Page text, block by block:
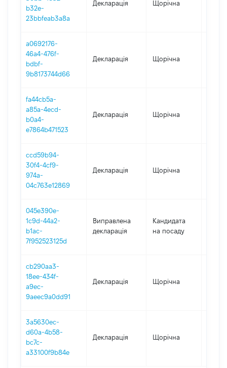
b32e-
23bbfeab3a8a
Декларація Щорічна
a0692176-
46a4-476f-
bdbf-
9b8173744d66
Декларація Щорічна
fa44cb5a-
a85a-4ecd-
b0a4-
e7864b471523
Декларація Щорічна
ccd59b94-
30f4-4cf9-
974a-
04c763e12869
Декларація Щорічна
045e390e-
1c9d-44a2-
b1ac-
7f952523125d
Виправлена
декларація
Кандидата
на посаду
cb290aa3-
18ee-434f-
a9ec-
9aeec9a0dd91
Декларація Щорічна
3a5630ec-
d60a-4b58-
bc7c-
a33100f9b84e
Декларація Щорічна